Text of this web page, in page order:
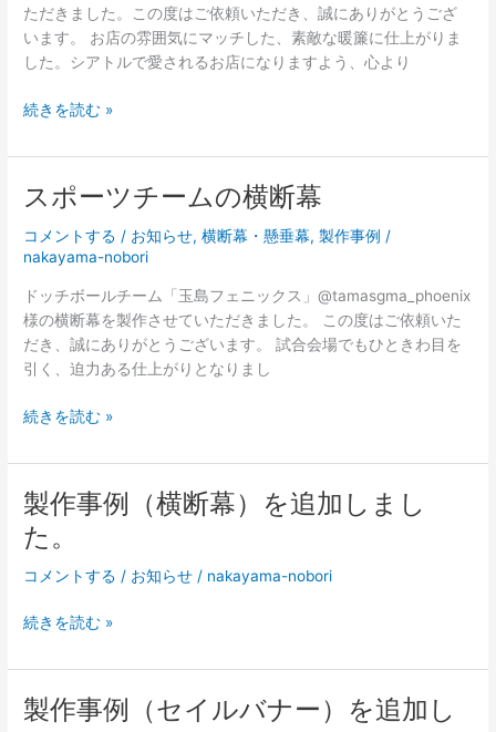
し
ま
し
ただきました。この度はご依頼いただき、誠にありがとうござ
います。 お店の雰囲気にマッチした、素敵な暖簾に仕上がりま
した。シアトルで愛されるお店になりますよう、心より
製
事
（お
鮨
屋
ん
の
暖
簾）
追
ま
し
た。
続きを読む »
スポーツチームの横断幕
コメントする / お知らせ,横断幕・懸垂幕,製作事例 /
nakayama-nobori
ドッチボールチーム「玉島フェニックス」@tamasgma_phoenix
様の横断幕を製作させていただきました。 この度はご依頼いた
だき、誠にありがとうございます。 試合会場でもひときわ目を
引く、迫力ある仕上がりとなりまし
ス
ー
ツ
チ
ー
の
断
続きを読む »
製作事例（横断幕）を追加しまし
た。
コメントする / お知らせ / nakayama-nobori
製
事
例
（横
続きを読む »
製作事例（セイルバナー）を追加し